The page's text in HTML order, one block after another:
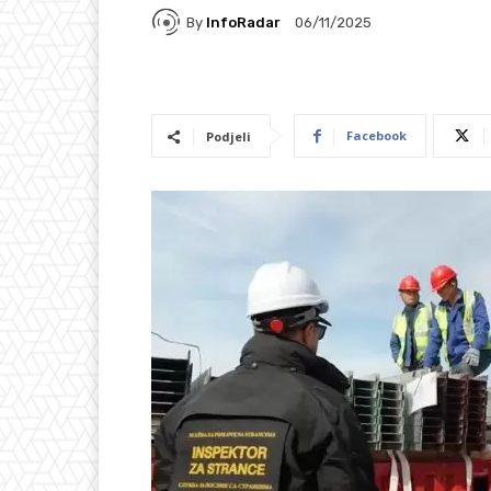
By InfoRadar 06/11/2025
Podjeli Facebook